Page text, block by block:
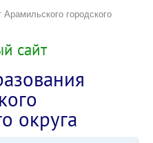
городского
сайт
округа